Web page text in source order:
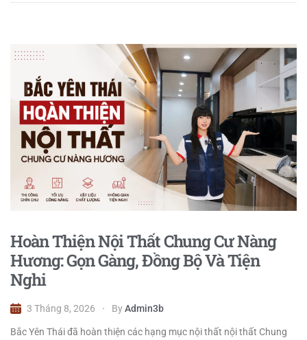
Hoàn Thiện Nội Thất Chung Cư Nàng
Hương: Gọn Gàng, Đồng Bộ Và Tiện
Nghi
3 Tháng 8, 2026 ByAdmin3b
Bắc Yên Thái đã hoàn thiện các hạng mục nội thất nội thất Chung